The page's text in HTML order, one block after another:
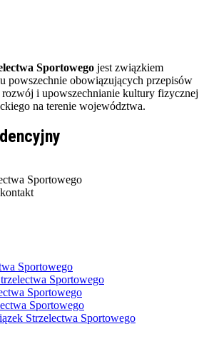
Sportowego jest związkiem
powszechnie obowiązujących przepisów
i upowszechnianie kultury fizycznej
na terenie województwa.
Sportowego
Sportowego
Sportowego
Sportowego
Sportowego
Strzelectwa Sportowego